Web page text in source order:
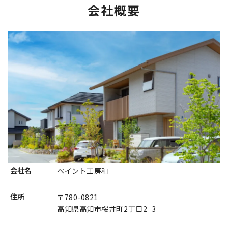
会社概要
会社名 ペイント工房和
住所
〒780-0821
高知県高知市桜井町2丁目2−3